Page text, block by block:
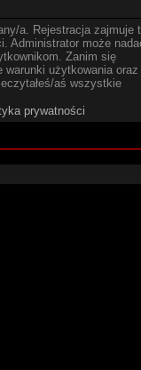
a. Rejestracja zajmuje
Administrator może
Zanim się
użytkowania oraz
aś wszystkie
prywatności